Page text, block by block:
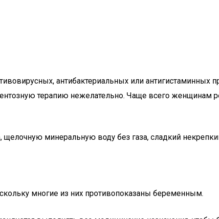
антибактериальных или антигистаминных
терапию нежелательно. Чаще всего женщинам
минеральную воду без газа, сладкий
многие из них противопоказаны беременным.